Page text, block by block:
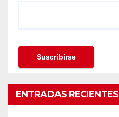
ENTRADAS RECIENTES